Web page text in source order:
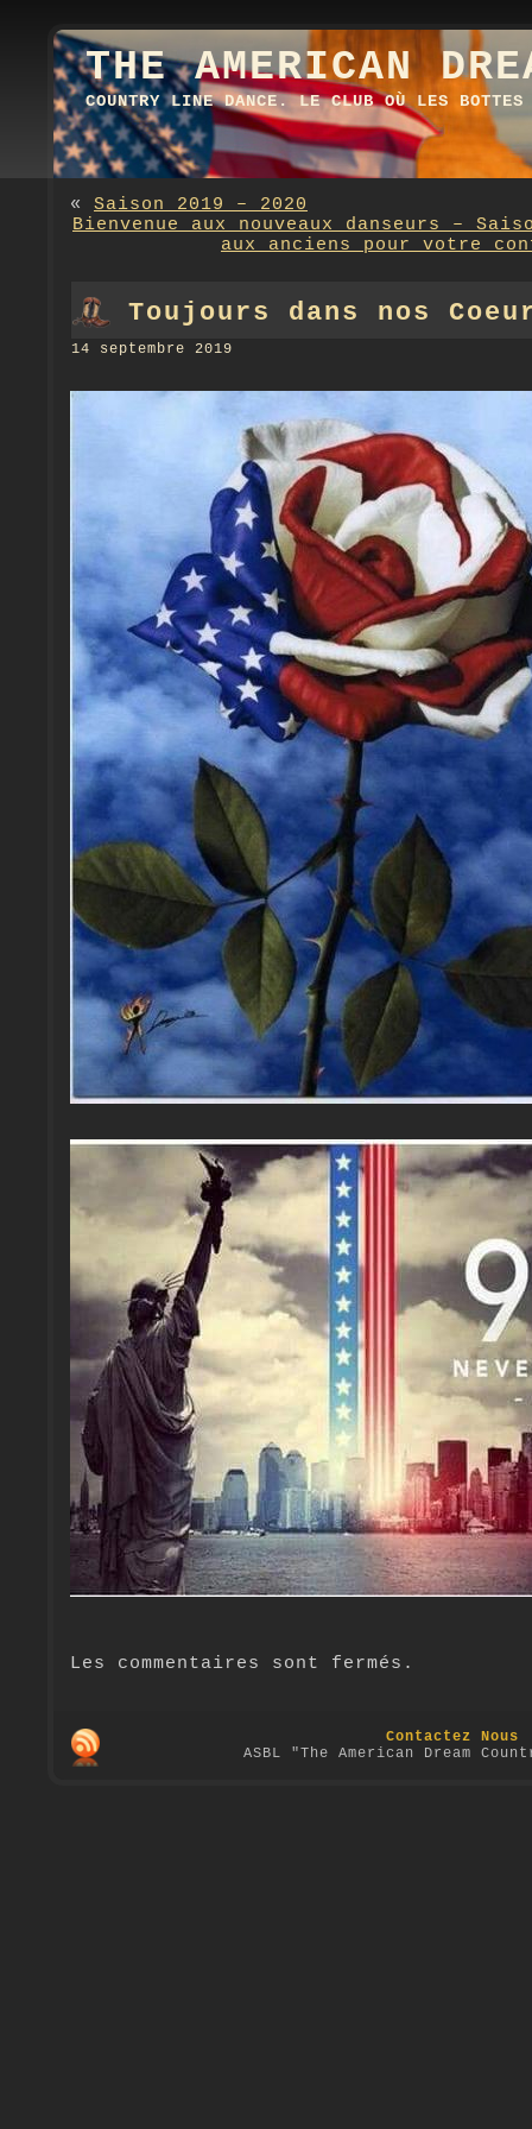
THE AMERICAN
COUNTRY LINE DANCE. LE CLUB OÙ LES BOTTES
« Saison 2019 – 2020
Bienvenue aux nouveaux danseurs –
aux anciens pour votre
Toujours dans nos
14 septembre 2019
Les commentaires sont fermés.
Contactez Nous
ASBL "The American Dream